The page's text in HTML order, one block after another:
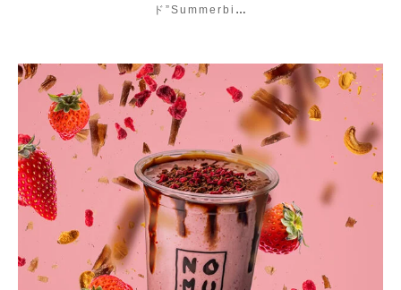
ド”Summerbi …